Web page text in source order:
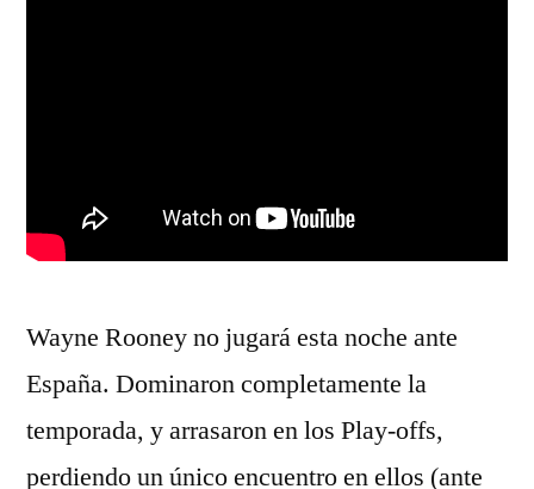
Wayne Rooney no jugará esta noche ante
España. Dominaron completamente la
temporada, y arrasaron en los Play-offs,
perdiendo un único encuentro en ellos (ante